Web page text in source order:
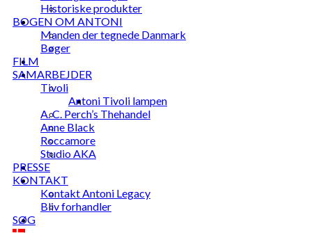
Historiske produkter
BOGEN OM ANTONI
Manden der tegnede Danmark
Bøger
FILM
SAMARBEJDER
Tivoli
Antoni Tivoli lampen
A. C. Perch’s Thehandel
Anne Black
Roccamore
Studio AKA
PRESSE
KONTAKT
Kontakt Antoni Legacy
Bliv forhandler
SØG